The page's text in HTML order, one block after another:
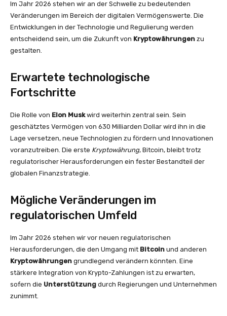
Im Jahr 2026 stehen wir an der Schwelle zu bedeutenden
Veränderungen im Bereich der digitalen Vermögenswerte. Die
Entwicklungen in der Technologie und Regulierung werden
entscheidend sein, um die Zukunft von Kryptowährungen zu
gestalten.
Erwartete technologische
Fortschritte
Die Rolle von Elon Muskwird weiterhin zentral sein. Sein
geschätztes Vermögen von 630 Milliarden Dollar wird ihn in die
Lage versetzen, neue Technologien zu fördern und Innovationen
voranzutreiben. Die erste Kryptowährung, Bitcoin, bleibt trotz
regulatorischer Herausforderungen ein fester Bestandteil der
globalen Finanzstrategie.
Mögliche Veränderungen im
regulatorischen Umfeld
Im Jahr 2026 stehen wir vor neuen regulatorischen
Herausforderungen, die den Umgang mit Bitcoin und anderen
Kryptowährungen grundlegend verändern könnten. Eine
stärkere Integration von Krypto-Zahlungen ist zu erwarten,
sofern die Unterstützung durch Regierungen und Unternehmen
zunimmt.